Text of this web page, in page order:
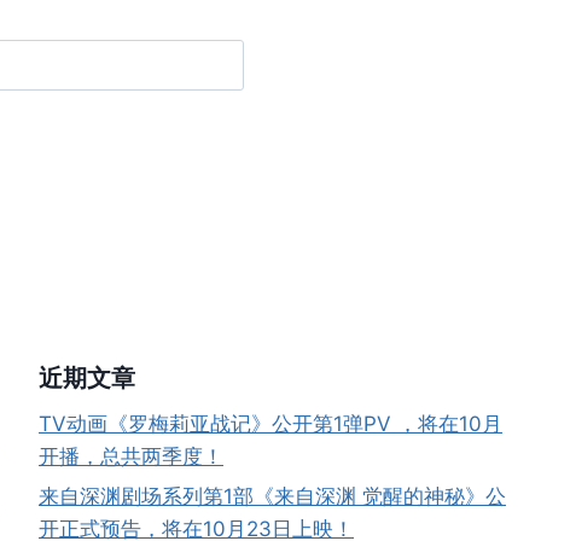
近期文章
TV动画《罗梅莉亚战记》公开第1弹PV ，将在10月
开播，总共两季度！
来自深渊剧场系列第1部《来自深渊 觉醒的神秘》公
开正式预告，将在10月23日上映！